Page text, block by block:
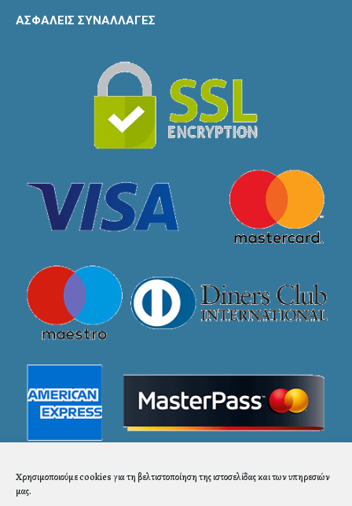
Χρησιμοποιούμε cookies για τη βελτιστοποίηση της ιστοσελίδας και των υπηρεσιών
μας.
ΑΣΦΑΛΕΙΣ ΣΥΝΑΛΛΑΓΕΣ